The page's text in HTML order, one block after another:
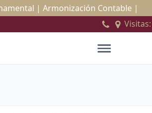
| Armonización Contable |
Visitas: